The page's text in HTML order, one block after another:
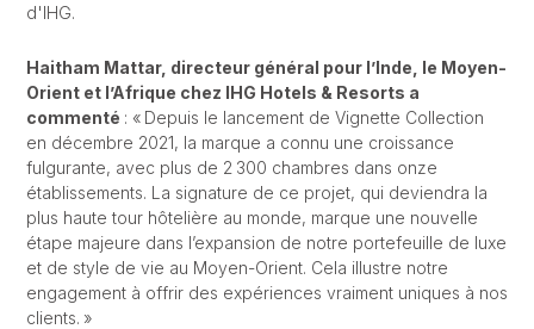
d'IHG.
Haitham Mattar, directeur général pour l’Inde, le Moyen-
Orient et l’Afrique chez IHG Hotels & Resorts a
commenté : « Depuis le lancement de Vignette Collection
en décembre 2021, la marque a connu une croissance
fulgurante, avec plus de 2 300 chambres dans onze
établissements. La signature de ce projet, qui deviendra la
plus haute tour hôtelière au monde, marque une nouvelle
étape majeure dans l’expansion de notre portefeuille de luxe
et de style de vie au Moyen-Orient. Cela illustre notre
engagement à offrir des expériences vraiment uniques à nos
clients. »